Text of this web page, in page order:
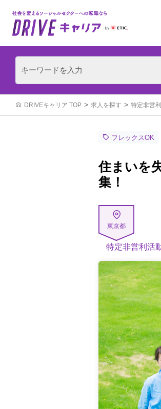
DRIVEキャリア TOP 求人を探す 特定非営
フレックスOK
住まいを
集！
東京都
特定非営利活